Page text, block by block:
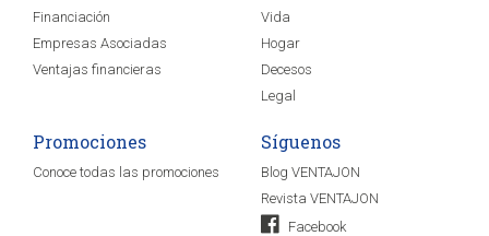
Financiación
Empresas Asociadas
Ventajas financieras
Vida
Hogar
Decesos
Legal
Promociones
Conoce todas las promociones
Síguenos
Blog VENTAJON
Revista VENTAJON
Facebook